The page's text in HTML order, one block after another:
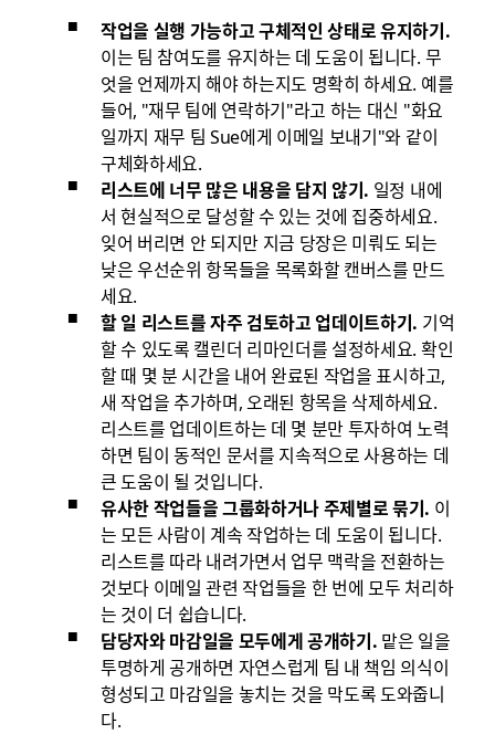
작업을 실행 가능하고 구체적인 상태로 유지하기.
이는 팀 참여도를 유지하는 데 도움이 됩니다. 무
엇을 언제까지 해야 하는지도 명확히 하세요. 예를
들어, "재무 팀에 연락하기"라고 하는 대신 "화요
일까지 재무 팀 Sue에게 이메일 보내기"와 같이
구체화하세요.
리스트에 너무 많은 내용을 담지 않기. 일정 내에
서 현실적으로 달성할 수 있는 것에 집중하세요.
잊어 버리면 안 되지만 지금 당장은 미뤄도 되는
낮은 우선순위 항목들을 목록화할 캔버스를 만드
세요.
할 일 리스트를 자주 검토하고 업데이트하기. 기억
할 수 있도록 캘린더 리마인더를 설정하세요. 확인
할 때 몇 분 시간을 내어 완료된 작업을 표시하고,
새 작업을 추가하며, 오래된 항목을 삭제하세요.
리스트를 업데이트하는 데 몇 분만 투자하여 노력
하면 팀이 동적인 문서를 지속적으로 사용하는 데
큰 도움이 될 것입니다.
유사한 작업들을 그룹화하거나 주제별로 묶기. 이
는 모든 사람이 계속 작업하는 데 도움이 됩니다.
리스트를 따라 내려가면서 업무 맥락을 전환하는
것보다 이메일 관련 작업들을 한 번에 모두 처리하
는 것이 더 쉽습니다.
담당자와 마감일을 모두에게 공개하기. 맡은 일을
투명하게 공개하면 자연스럽게 팀 내 책임 의식이
형성되고 마감일을 놓치는 것을 막도록 도와줍니
다.